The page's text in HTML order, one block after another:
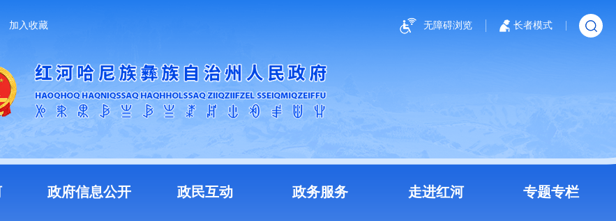
加入收藏 无障碍浏览 长者模式
政府信息公开 政民互动 政务服务 走进红河 专题专栏